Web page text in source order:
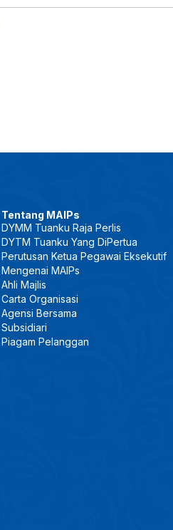
Tentang MAIPs
DYMM Tuanku Raja Perlis
DYTM Tuanku Yang DiPertua
Perutusan Ketua Pegawai Eksekutif
Mengenai MAIPs
Ahli Majlis
Carta Organisasi
Agensi Bersama
Subsidiari
Piagam Pelanggan